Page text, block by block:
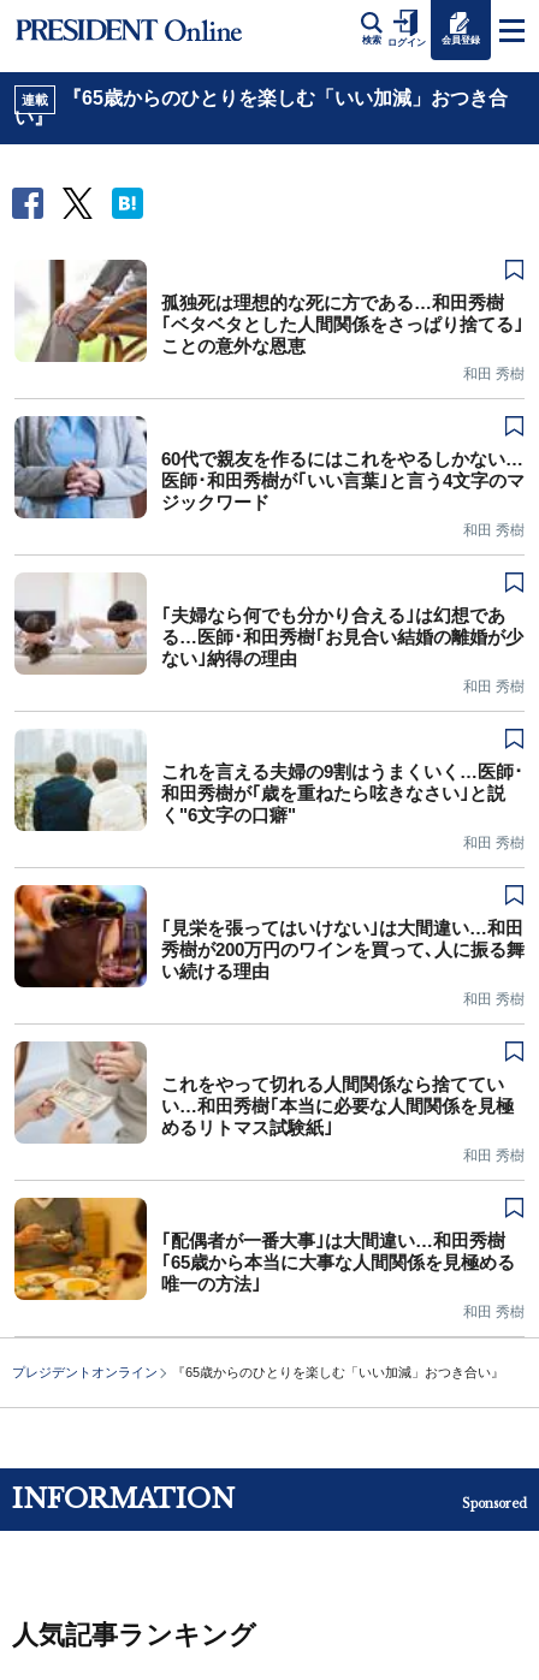
検索 ログイン 会員登録
連載
『65歳からのひとりを楽しむ「いい加減」おつき合
い』
孤独死は理想的な死に方である…和田秀樹
｢ベタベタとした人間関係をさっぱり捨てる｣
ことの意外な恩恵
和田 秀樹
60代で親友を作るにはこれをやるしかない…
医師･和田秀樹が｢いい言葉｣と言う4文字のマ
ジックワード
和田 秀樹
｢夫婦なら何でも分かり合える｣は幻想であ
る…医師･和田秀樹｢お見合い結婚の離婚が少
ない｣納得の理由
和田 秀樹
これを言える夫婦の9割はうまくいく…医師･
和田秀樹が｢歳を重ねたら呟きなさい｣と説
く"6文字の口癖"
和田 秀樹
｢見栄を張ってはいけない｣は大間違い…和田
秀樹が200万円のワインを買って､人に振る舞
い続ける理由
和田 秀樹
これをやって切れる人間関係なら捨ててい
い…和田秀樹｢本当に必要な人間関係を見極
めるリトマス試験紙｣
和田 秀樹
｢配偶者が一番大事｣は大間違い…和田秀樹
｢65歳から本当に大事な人間関係を見極める
唯一の方法｣
和田 秀樹
プレジデントオンライン 『65歳からのひとりを楽しむ「いい加減」おつき合い』
INFORMATION Sponsored
人気記事ランキング